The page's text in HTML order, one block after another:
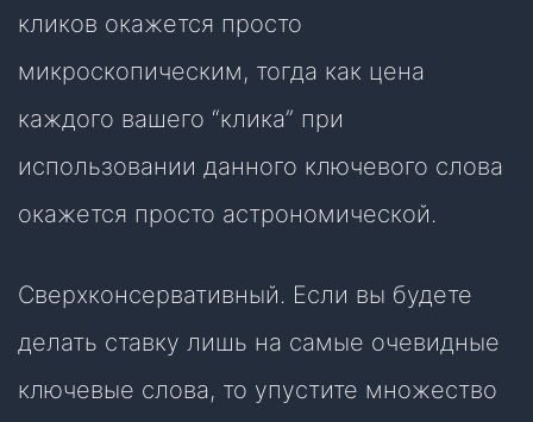
кликов окажется просто
микроскопическим, тогда как цена
каждого вашего “клика” при
использовании данного ключевого слова
окажется просто астрономической.
Сверхконсервативный. Если вы будете
делать ставку лишь на самые очевидные
ключевые слова, то упустите множество